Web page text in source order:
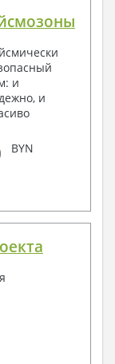
и
и
BYN